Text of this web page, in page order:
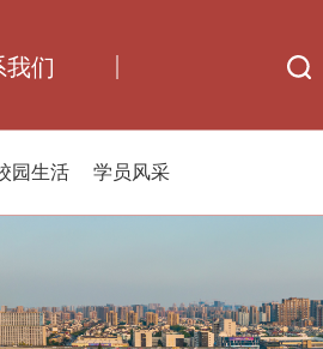
我们
园生活 学员风采